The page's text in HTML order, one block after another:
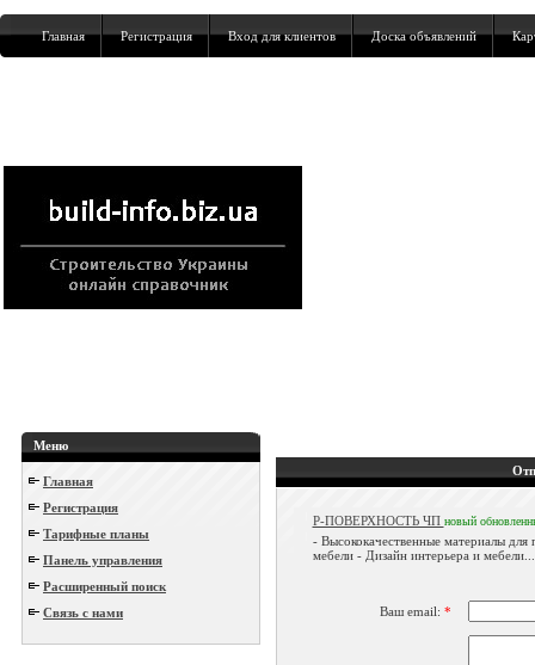
Главная Регистрация Вход для клиентов Доска объявлений
Меню
Главная
Регистрация
Тарифные планы
Панель управления
Расширенный поиск
Связь с нами
Р-ПОВЕРХНОСТЬ ЧП новый
- Высококачественные материалы для
мебели - Дизайн интерьера и мебели...
Ваш email: *